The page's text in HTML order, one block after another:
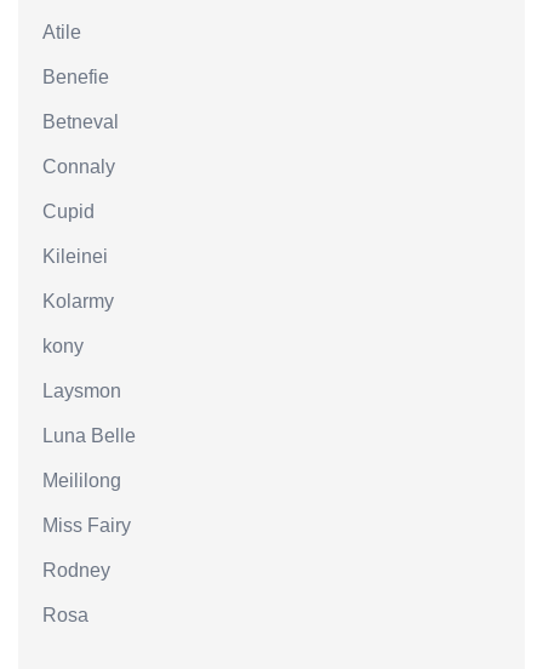
Atile
Benefie
Betneval
Connaly
Cupid
Kileinei
Kolarmy
kony
Laysmon
Luna Belle
Meililong
Miss Fairy
Rodney
Rosa